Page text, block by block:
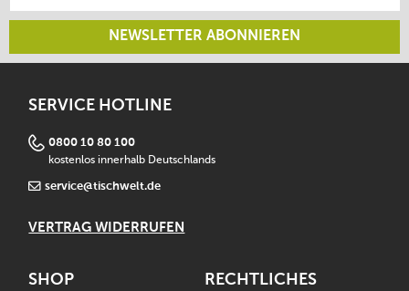
NEWSLETTER ABONNIEREN
SERVICE HOTLINE
0800 10 80 100
kostenlos innerhalb Deutschlands
service@tischwelt.de
VERTRAG WIDERRUFEN
SHOP RECHTLICHES